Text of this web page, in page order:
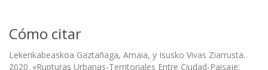
Cómo citar
Lekerikabeaskoa Gaztañaga, Amaia, y Isusko Vivas Ziarrusta.
2020. «Rupturas Urbanas-Territoriales Entre Ciudad-Paisaje: